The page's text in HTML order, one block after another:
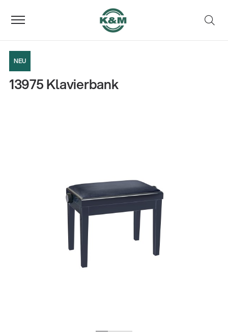
NEU
13975 Klavierbank